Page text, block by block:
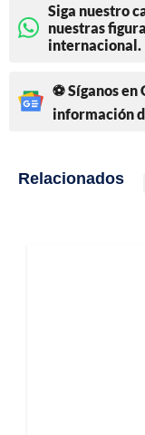
Siga nuestro
nuestras
internacional.
⚽ Síganos
información
Relacionados